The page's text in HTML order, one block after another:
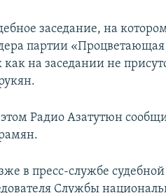
заседание, на
партии
как на заседании не
Радио Азатутюн
в пресс-службе
Службы